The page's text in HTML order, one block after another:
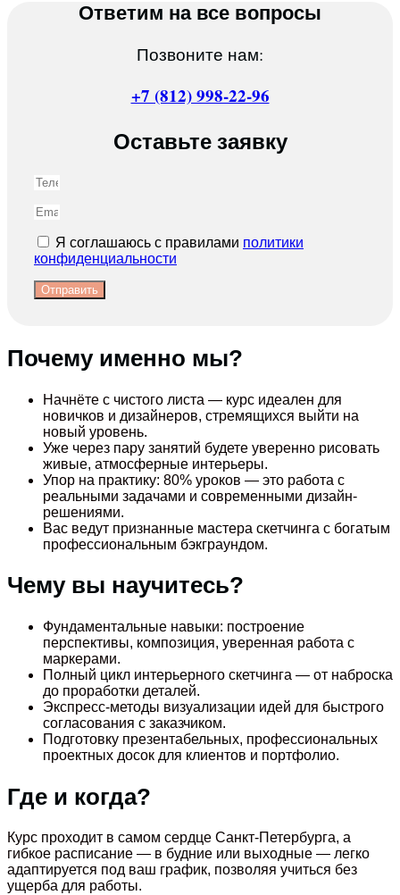
Ответим на все вопросы
Позвоните нам:
+7 (812) 998-22-96
Оставьте заявку
Я соглашаюсь с правилами политики
конфиденциальности
Отправить
Почему именно мы?
Начнёте с чистого листа — курс идеален для
новичков и дизайнеров, стремящихся выйти на
новый уровень.
Уже через пару занятий будете уверенно рисовать
живые, атмосферные интерьеры.
Упор на практику: 80% уроков — это работа с
реальными задачами и современными дизайн-
решениями.
Вас ведут признанные мастера скетчинга с богатым
профессиональным бэкграундом.
Чему вы научитесь?
Фундаментальные навыки: построение
перспективы, композиция, уверенная работа с
маркерами.
Полный цикл интерьерного скетчинга — от наброска
до проработки деталей.
Экспресс-методы визуализации идей для быстрого
согласования с заказчиком.
Подготовку презентабельных, профессиональных
проектных досок для клиентов и портфолио.
Где и когда?
Курс проходит в самом сердце Санкт-Петербурга, а
гибкое расписание — в будние или выходные — легко
адаптируется под ваш график, позволяя учиться без
ущерба для работы.